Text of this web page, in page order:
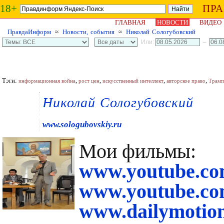
18+
ГЛАВНАЯ НОВОСТИ
ВИДЕО
ПравдаИнформ ≈ Новости, события ≈ Николай Сологубовский
Или: –
Тэги: информационная война, рост цен, искусственный интеллект, авторское право, Трамп
Николай Сологубовский
www.sologubovskiy.ru
Мои фильмы: